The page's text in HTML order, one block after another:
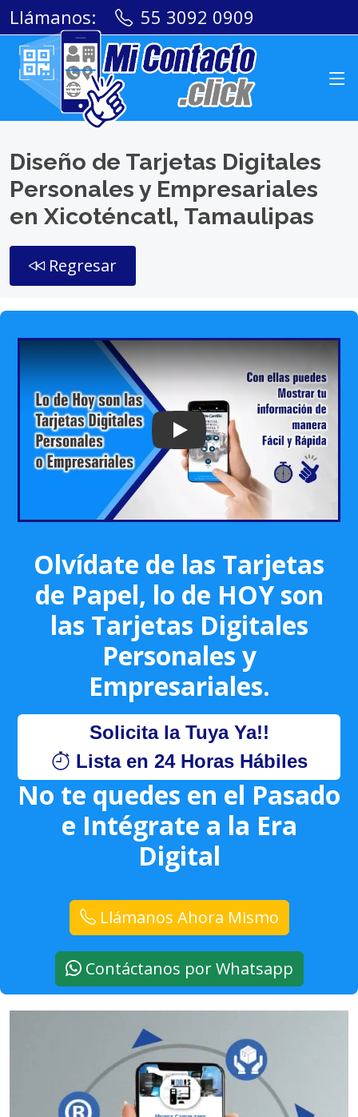
Llámanos: 55 3092 0909
Diseño de Tarjetas Digitales
Personales y Empresariales
en Xicoténcatl, Tamaulipas
Regresar
Play: Keynote (Google I/O '18)
Olvídate de las Tarjetas
de Papel, lo de HOY son
las Tarjetas Digitales
Personales y
Empresariales.
Solicita la Tuya Ya!!
Lista en 24 Horas Hábiles
No te quedes en el Pasado
e Intégrate a la Era
Digital
Llámanos Ahora Mismo
Contáctanos por Whatsapp